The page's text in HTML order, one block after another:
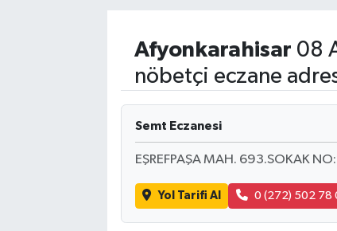
Afyonkarahisar 08
nöbetçi eczane
Semt Eczanesi
EŞREFPAŞA MAH. 693.SOKAK
Yol Tarifi Al 0 (272) 502 78